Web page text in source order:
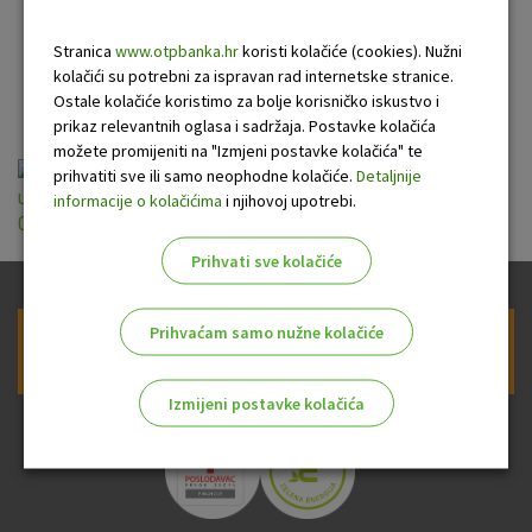
poslova skrbništva (u
primjeni od 01.03.2026.)
Popis trećih osoba s kojima su sklopljeni
ugovori o delegiranju poslova skrbništva (u primjeni od
01.03.2026.).pdf
Prijava na newsletter OTP banke
Stranica www.otpbanka.hrkoristi kolačiće (cookies). Nužni
kolačići su potrebni za ispravan rad internetske stranice.
Ostale kolačiće koristimo za bolje korisničko iskustvo i
prikaz relevantnih oglasa i sadržaja. Postavke kolačića
možete promijeniti na "Izmjeni postavke kolačića" te
prihvatiti sve ili samo neophodne kolačiće. Detaljnije
informacije o kolačićima i njihovoj upotrebi.
Prihvati sve kolačiće
Prihvaćam samo nužne kolačiće
Izmijeni postavke kolačića